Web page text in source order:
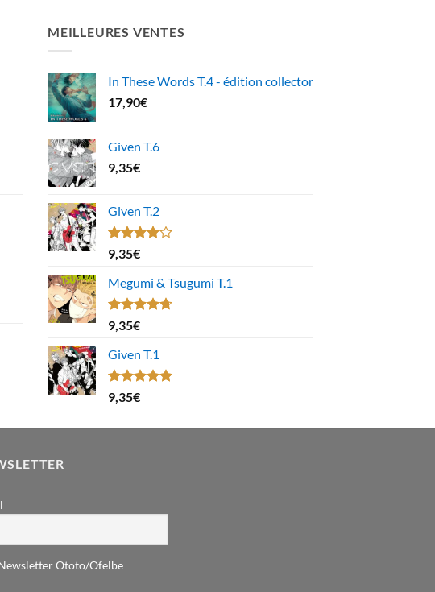
MEILLEURES VENTES
In These Words T.4 - édition collector
17,90€
Given T.6
9,35€
Given T.2
Note
4.00
5
9,35€
Megumi & Tsugumi T.1
Note4.67
sur 5
9,35€
Given T.1
Note5.00
sur 5
9,35€
Ototo/Ofelbe